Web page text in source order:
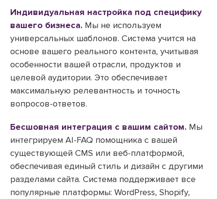
Индивидуальная настройка под специфику
вашего бизнеса. Мы не используем
универсальных шаблонов. Система учится на
основе вашего реального контента, учитывая
особенности вашей отрасли, продуктов и
целевой аудитории. Это обеспечивает
максимальную релевантность и точность
вопросов-ответов.
Бесшовная интеграция с вашим сайтом. Мы
интегрируем AI-FAQ помощника с вашей
существующей CMS или веб-платформой,
обеспечивая единый стиль и дизайн с другими
разделами сайта. Система поддерживает все
популярные платформы: WordPress, Shopify,